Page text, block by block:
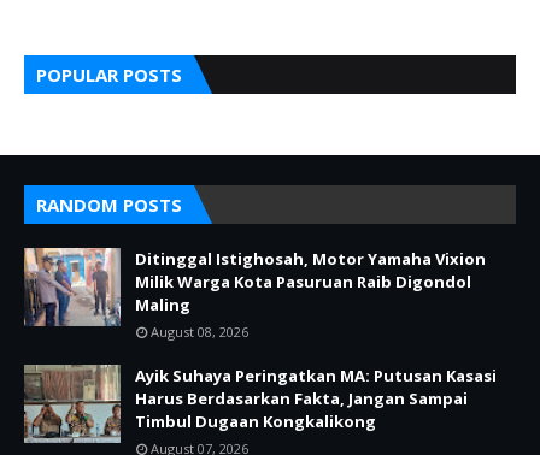
POPULAR POSTS
RANDOM POSTS
Ditinggal Istighosah, Motor Yamaha Vixion
Milik Warga Kota Pasuruan Raib Digondol
Maling
August 08, 2026
Ayik Suhaya Peringatkan MA: Putusan Kasasi
Harus Berdasarkan Fakta, Jangan Sampai
Timbul Dugaan Kongkalikong
August 07, 2026